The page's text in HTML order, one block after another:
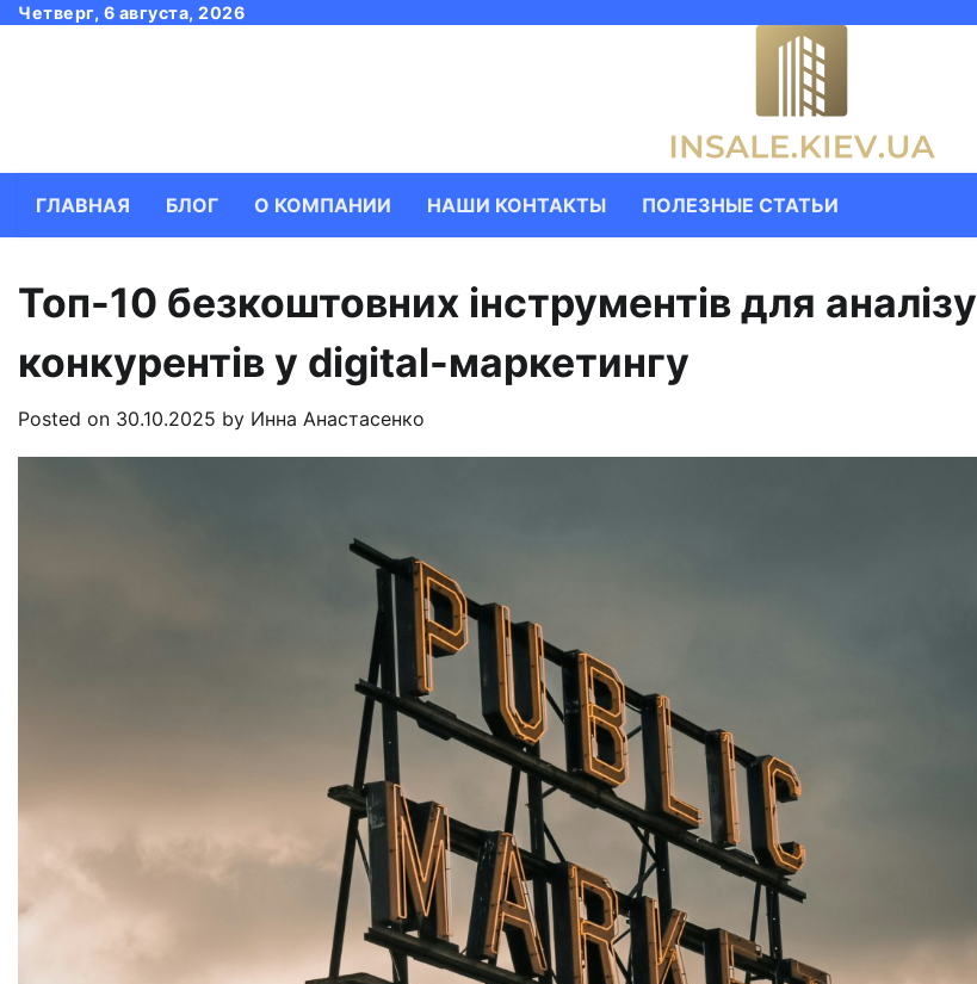
SkipЧетверг, 6 августа, 2026
ГЛАВНАЯ БЛОГ О КОМПАНИИ НАШИ КОНТАКТЫ ПОЛЕЗНЫЕ СТАТЬИ
Топ-10 безкоштовних інструментів для аналізу
конкурентів у digital-маркетингу
Posted on 30.10.2025 by Инна Анастасенко